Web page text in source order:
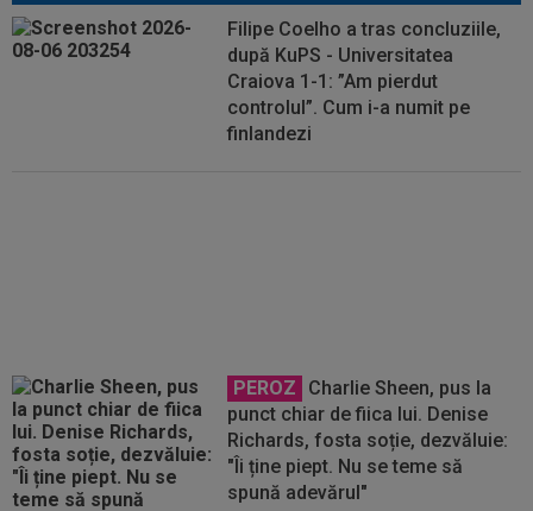
Filipe Coelho a tras concluziile,
după KuPS - Universitatea
Craiova 1-1: ”Am pierdut
controlul”. Cum i-a numit pe
finlandezi
PEROZ
Charlie Sheen, pus la
punct chiar de fiica lui. Denise
Richards, fosta soție, dezvăluie:
"Îi ține piept. Nu se teme să
spună adevărul"